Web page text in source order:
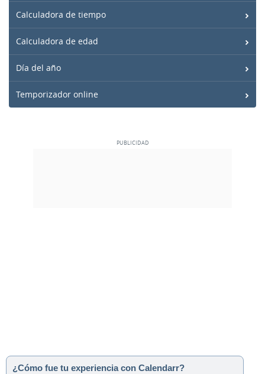
Calculadora de tiempo
Calculadora de edad
Día del año
Temporizador online
¿Cómo fue tu experiencia con Calendarr?